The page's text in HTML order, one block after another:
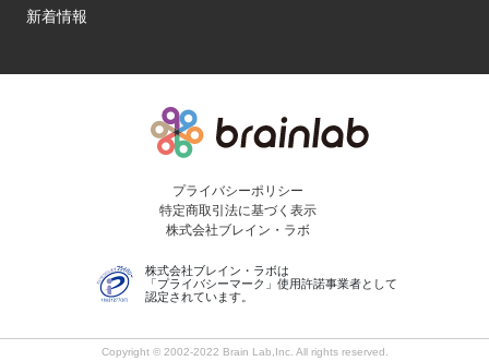
新着情報
プライバシーポリシー
特定商取引法に基づく表示
株式会社ブレイン・ラボ
株式会社ブレイン・ラボは
「プライバシーマーク」使用許諾事業者として
認定されています。
Copyright © 2002-2022 Brain Lab,Inc. All rights reserved.